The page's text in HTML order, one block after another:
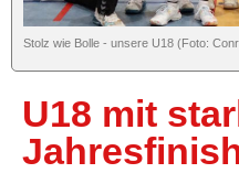
Tickets
Spieltagshefte
Live und
Fanshop
Stolz wie Bolle - unsere U18 (Foto:
U18 mit